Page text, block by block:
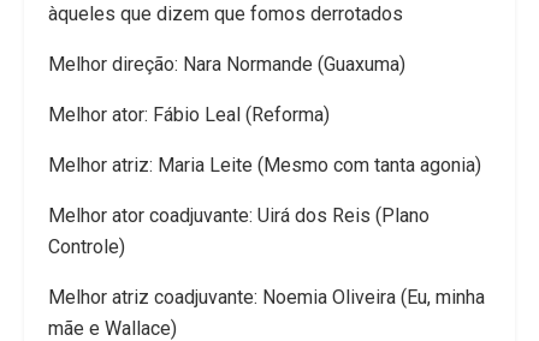
àqueles que dizem que fomos derrotados
Melhor direção: Nara Normande (Guaxuma)
Melhor ator: Fábio Leal (Reforma)
Melhor atriz: Maria Leite (Mesmo com tanta agonia)
Melhor ator coadjuvante: Uirá dos Reis (Plano
Controle)
Melhor atriz coadjuvante: Noemia Oliveira (Eu, minha
mãe e Wallace)